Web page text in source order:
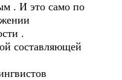
. И это само по
.
составляющей